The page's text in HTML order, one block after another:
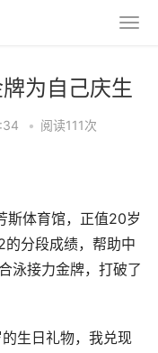
为自己庆生
• 阅读111次
斯体育馆，正值20岁
分段成绩，帮助中
泳接力金牌，打破了
生日礼物，我兑现